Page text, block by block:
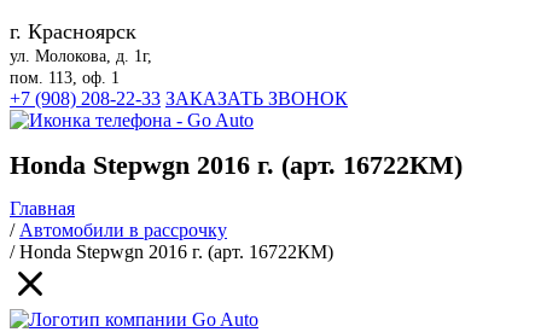
г. Красноярск
ул. Молокова, д. 1г,
пом. 113, оф. 1
+7 (908) 208-22-33 ЗАКАЗАТЬ ЗВОНОК
Honda Stepwgn 2016 г. (арт. 16722КМ)
Главная
/Автомобили в рассрочку
/Honda Stepwgn 2016 г. (арт. 16722КМ)